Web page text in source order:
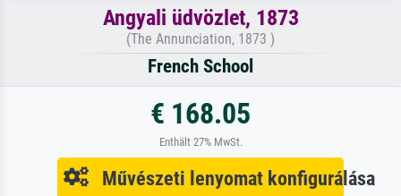
Angyali üdvözlet, 1873
(The Annunciation, 1873 )
French School
€ 168.05
Enthält 27% MwSt.
Művészeti lenyomat konfigurálása